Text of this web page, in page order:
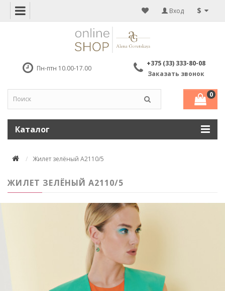
$
Вход
Пн-птн 10.00-17.00
+375 (33) 333-80-08
Заказать звонок
0
Каталог
Жилет зелёный А2110/5
ЖИЛЕТ ЗЕЛЁНЫЙ А2110/5